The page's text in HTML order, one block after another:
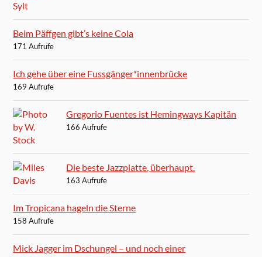
Beim Päffgen gibt’s keine Cola
171 Aufrufe
Ich gehe über eine Fussgänger*innenbrücke
169 Aufrufe
Gregorio Fuentes ist Hemingways Kapitän
166 Aufrufe
Die beste Jazzplatte, überhaupt.
163 Aufrufe
Im Tropicana hageln die Sterne
158 Aufrufe
Mick Jagger im Dschungel – und noch einer